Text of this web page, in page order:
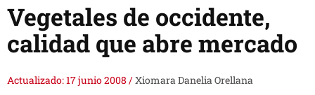
Vegetales de occidente,
calidad que abre mercado
Actualizado: 17 junio 2008 /Xiomara Danelia Orellana